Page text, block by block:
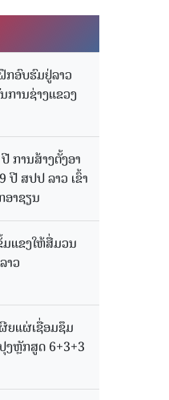
ກອົບຮົມຢູ່ລາວ
ການຊ່າງແຂວງ
ການສ້າງຕັ້ງອາ
ປີ ສປປ ລາວ ເຂົ້າ
ອາຊຽນ
ມແຂງໃຫ້ສື່ມວນ
າວ
ຍແຜ່ເຊື່ອມຊຶມ
ຫຼັກສູດ 6+3+3